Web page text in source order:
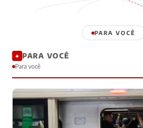
PARA VOCÊ
✦ PARA VOCÊ
Para você